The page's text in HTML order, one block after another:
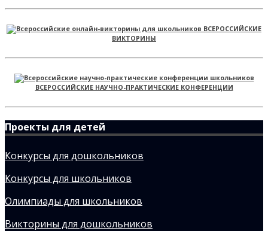
ВСЕРОССИЙСКИЕ
ВИКТОРИНЫ
ВСЕРОССИЙСКИЕ НАУЧНО-ПРАКТИЧЕСКИЕ КОНФЕРЕНЦИИ
Проекты для детей
Конкурсы для дошкольников
Конкурсы для школьников
Олимпиады для школьников
Викторины для дошкольников